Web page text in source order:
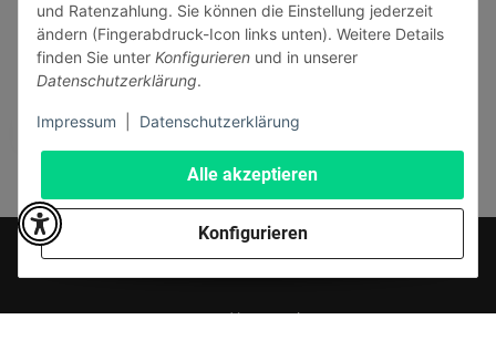
Alle akzeptieren
Konfigurieren
und Ratenzahlung. Sie können die Einstellung jederzeit
ändern (Fingerabdruck-Icon links unten). Weitere Details
finden Sie unter Konfigurieren und in unserer
Datenschutzerklärung.
Impressum Datenschutzerklärung
Vertrag widerrufen
Sicher bezahlen via:
* Alle Preise inkl. gesetzlicher USt., zzgl.
Powered byJTL-Shop